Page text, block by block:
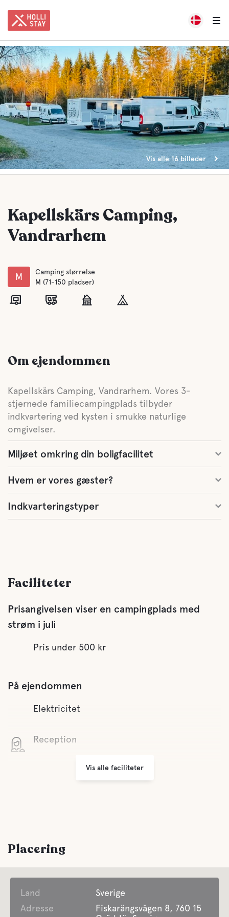
Vis alle 16 billeder
Kapellskärs Camping,
Vandrarhem
M
Camping størrelse
M (71-150 pladser)
Om ejendommen
Kapellskärs Camping, Vandrarhem. Vores 3-
stjernede familiecampingplads tilbyder
indkvartering ved kysten i smukke naturlige
omgivelser.
Miljøet omkring din boligfacilitet
Hvem er vores gæster?
Indkvarteringstyper
Faciliteter
Prisangivelsen viser en campingplads med
strøm i juli
Pris under 500 kr
På ejendommen
Elektricitet
Reception
Faciliteter for Disabled Guest
Vis alle faciliteter
Placering
Land
Sverige
Adresse
Fiskarängsvägen 8, 760 15